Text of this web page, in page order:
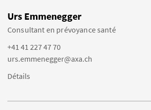
Urs Emmenegger
Consultant en prévoyance santé
+41 41 227 47 70
urs.emmenegger@axa.ch
Détails